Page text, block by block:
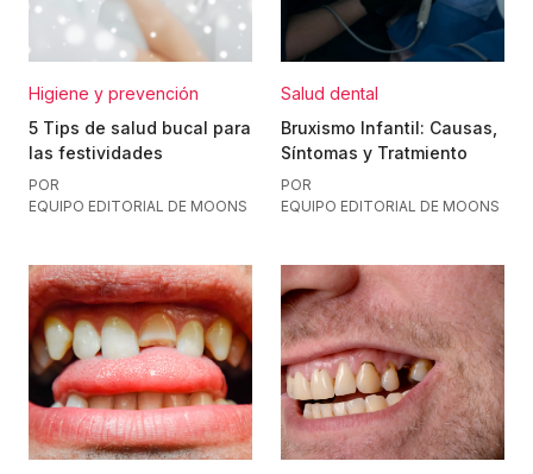
Higiene y prevención
5 Tips de salud bucal para
las festividades
POR
EQUIPO EDITORIAL DE MOONS
Salud dental
Bruxismo Infantil: Causas,
Síntomas y Tratmiento
POR
EQUIPO EDITORIAL DE MOONS